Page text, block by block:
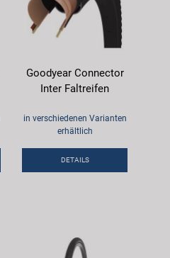
Goodyear Connector
Inter Faltreifen
in verschiedenen Varianten
erhältlich
DETAILS